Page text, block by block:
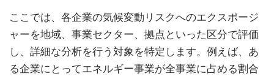
ここでは、各企業の気候変動リスクへのエクスポージ
ャーを地域、事業セクター、拠点といった区分で評価
し、詳細な分析を行う対象を特定します。例えば、あ
る企業にとってエネルギー事業が全事業に占める割合